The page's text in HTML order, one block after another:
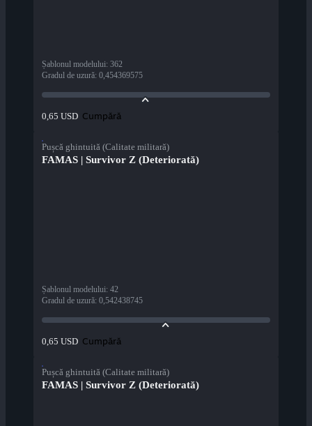
Șablonul modelului: 362
Gradul de uzură: 0,454369575
0,65 USD Cumpără
Pușcă ghintuită (Calitate militară)
FAMAS | Survivor Z (Deteriorată)
Șablonul modelului: 42
Gradul de uzură: 0,542438745
0,65 USD Cumpără
Pușcă ghintuită (Calitate militară)
FAMAS | Survivor Z (Deteriorată)